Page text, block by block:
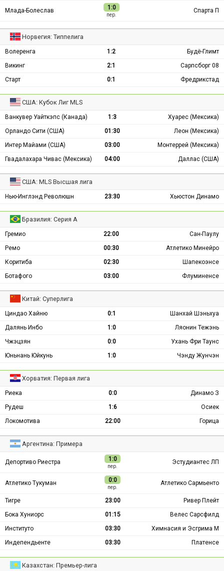
Млада-Болеслав 1:0
пер.
Спарта П
Норвегия: Типпелига
Волеренга 1:2
Будё-Глимт
Викинг
2:1
Сарпсборг 08
Старт
0:1 Фредрикстад
США: Кубок Лиг MLS
Ванкувер Уайткэпс (Канада) 1:3
Хуарес (Мексика)
Орландо Сити (США)
01:30
Леон (Мексика)
Интер Майами (США)
03:00
Монтеррей (Мексика)
Гвадалахара Чивас (Мексика)
04:00 Даллас (США)
США: MLS Высшая лига
Нью-Инглэнд Революшн 23:30 Хьюстон Динамо
Бразилия: Серия А
Гремио 22:00
Сан-Паулу
Ремо
00:30
Атлетико Минейро
Коритиба
02:30
Шапекоэнсе
Ботафого
03:00 Флуминенсе
Китай: Суперлига
Циндао Хайню 0:1
Шанхай Шэньхуа
Далянь Инбо
1:0
Ляонин Тежэнь
Чжэцзян
0:0
Ухань Фри Таунс
Юньнань Юйкунь
1:0 Чэнду Жунчэн
Хорватия: Первая лига
Риека 0:0
Динамо З
Рудеш
1:6
Осиек
Локомотива
22:00 Горица
Аргентина: Примера
Депортиво Риестра 1:0
пер.
Эстудиантес ЛП
Атлетико Тукуман 0:0
пер.
Атлетико Сармьенто
Тигре 23:00
Ривер Плейт
Бока Хуниорс
01:15
Велес Сарсфилд
Институто
03:30
Химнасия и Эсгрима М
Индепендьенте
03:30 Платенсе
Казахстан: Премьер-лига